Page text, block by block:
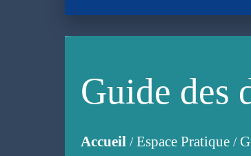
Guide des
Accueil/Espace Pratique/